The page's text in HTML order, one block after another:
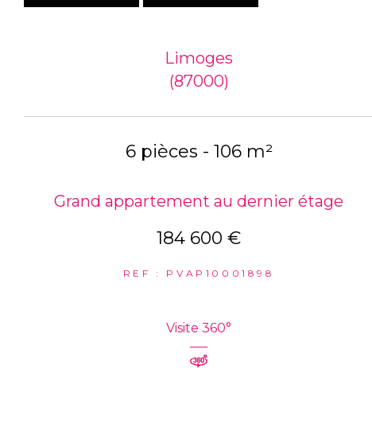
Limoges
(87000)
6 pièces - 106 m²
Grand appartement au dernier étage
184 600 €
REF : PVAP10001898
Visite 360°